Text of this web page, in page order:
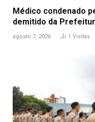
Médico condenado
demitido da
agosto 7, 2026 1 Visitas